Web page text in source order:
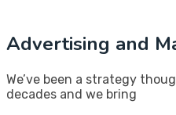
Advertising and
We’ve been a strategy
decades and we bring